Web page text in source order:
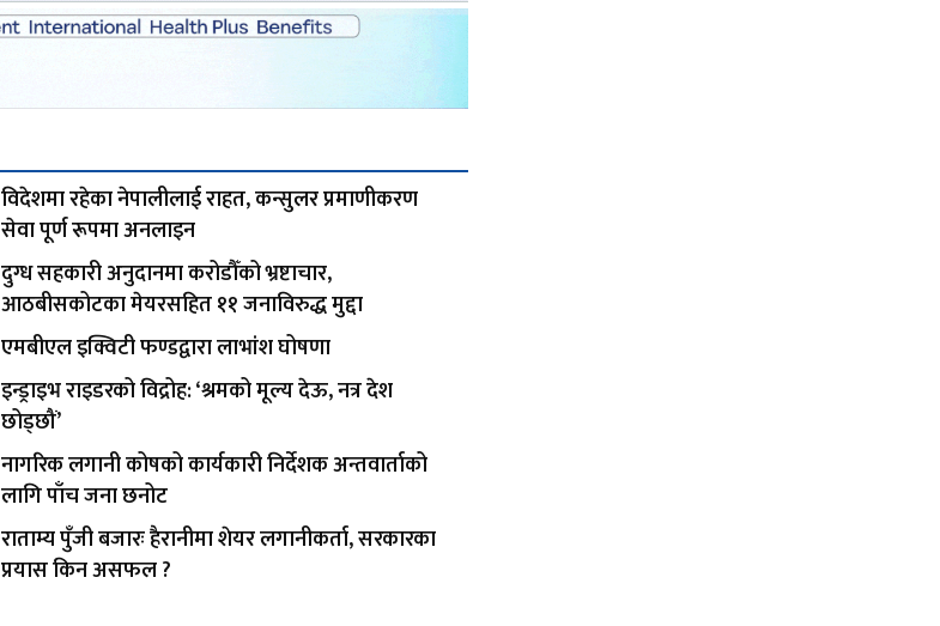
विदेशमा रहेका नेपालीलाई राहत, कन्सुलर प्रमाणीकरण
सेवा पूर्ण रूपमा अनलाइन
दुग्ध सहकारी अनुदानमा करोडौँको भ्रष्टाचार,
आठबीसकोटका मेयरसहित ११ जनाविरुद्ध मुद्दा
एमबीएल इक्विटी फण्डद्वारा लाभांश घोषणा
इन्ड्राइभ राइडरको विद्रोह: ‘श्रमको मूल्य देऊ, नत्र देश
छोड्छौं’
नागरिक लगानी कोषको कार्यकारी निर्देशक अन्तवार्ताको
लागि पाँच जना छनोट
राताम्य पुँजी बजारः हैरानीमा शेयर लगानीकर्ता, सरकारका
प्रयास किन असफल ?